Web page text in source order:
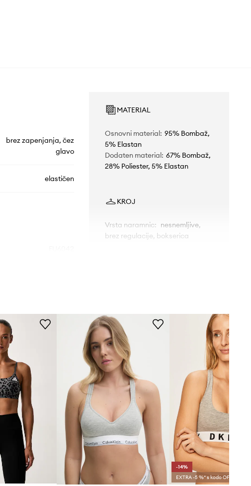
brez zapenjanja, čez
glavo
elastičen
MATERIAL
Osnovni material: 95% Bombaž,
5% Elastan
Dodaten material: 67% Bombaž,
28% Poliester, 5% Elastan
KROJ
Vrsta naramnic: nesnemljive,
brez regulacije, bokserica
običajno nosiš.
Tabela velikosti
TEHNIČNI PODATKI
Ojačitev košarice
brez ojačitve
Raven podpore
nizka
-14%
EXTRA -5 %* s kodo OFF